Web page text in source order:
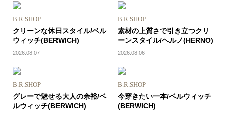
B.R.SHOP
クリーンな休日スタイル/ベル
ウィッチ(BERWICH)
2026.08.07
B.R.SHOP
素材の上質さで引き立つクリ
ーンスタイル/ヘルノ(HERNO)
2026.08.06
B.R.SHOP
グレーで魅せる大人の余裕/ベ
ルウィッチ(BERWICH)
B.R.SHOP
今穿きたい一本/ベルウィッチ
(BERWICH)